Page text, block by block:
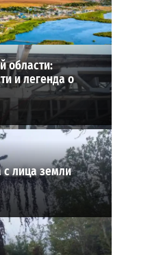
области:
и легенда о
с лица земли